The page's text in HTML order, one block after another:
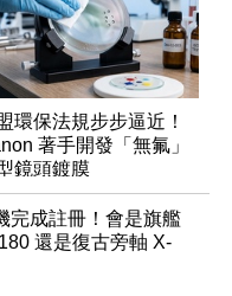
環保法規步步逼近！
著手開發「無氟」
鏡頭鍍膜
完成註冊！會是旗艦
還是復古旁軸 X-